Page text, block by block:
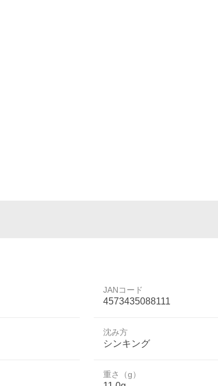
JANコード
4573435088111
沈み方
シンキング
重さ（g）